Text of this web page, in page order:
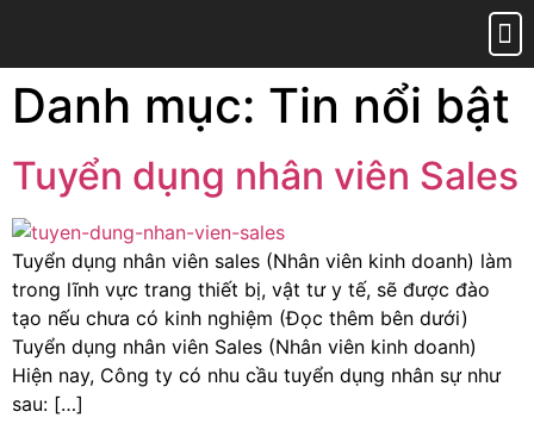
Danh mục: Tin nổi bật
Tuyển dụng nhân viên Sales
Tuyển dụng nhân viên sales (Nhân viên kinh doanh) làm
trong lĩnh vực trang thiết bị, vật tư y tế, sẽ được đào
tạo nếu chưa có kinh nghiệm (Đọc thêm bên dưới)
Tuyển dụng nhân viên Sales (Nhân viên kinh doanh)
Hiện nay, Công ty có nhu cầu tuyển dụng nhân sự như
sau: […]